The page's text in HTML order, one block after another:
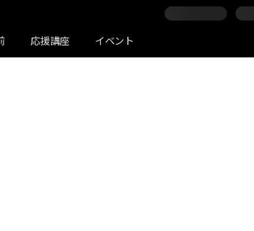
応援講座 イベント